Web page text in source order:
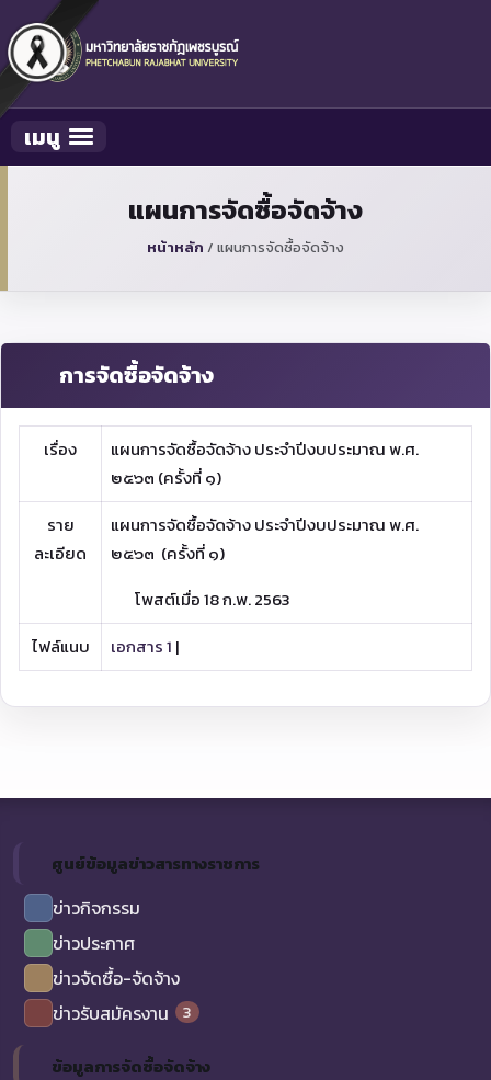
Toggle navigation
เมนู
แผนการจัดซื้อจัดจ้าง
หน้าหลัก / แผนการจัดซื้อจัดจ้าง
การจัดซื้อจัดจ้าง
เรื่อง
แผนการจัดซื้อจัดจ้าง ประจำปีงบประมาณ พ.ศ.
๒๕๖๓ (ครั้งที่ ๑)
ราย
ละเอียด
แผนการจัดซื้อจัดจ้าง ประจำปีงบประมาณ พ.ศ.
๒๕๖๓ (ครั้งที่ ๑)
โพสต์เมื่อ 18 ก.พ. 2563
ไฟล์แนบ
เอกสาร 1 |
ศูนย์ข้อมูลข่าวสารทางราชการ
ข่าวกิจกรรม
ข่าวประกาศ
ข่าวจัดซื้อ-จัดจ้าง
ข่าวรับสมัครงาน
3
ข้อมูลการจัดซื้อจัดจ้าง